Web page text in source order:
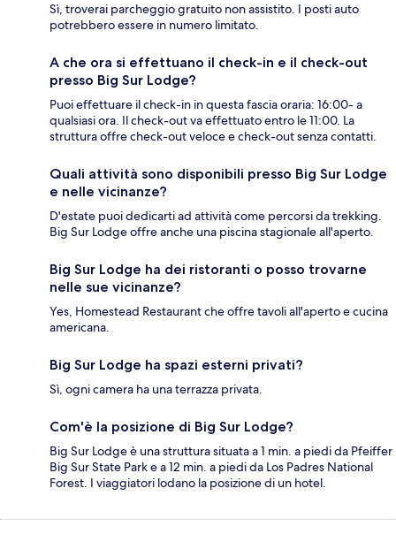
Sì, troverai parcheggio gratuito non assistito. I posti auto
potrebbero essere in numero limitato.
A che ora si effettuano il check-in e il check-out
presso Big Sur Lodge?
Puoi effettuare il check-in in questa fascia oraria: 16:00- a
qualsiasi ora. Il check-out va effettuato entro le 11:00. La
struttura offre check-out veloce e check-out senza contatti.
Quali attività sono disponibili presso Big Sur Lodge
e nelle vicinanze?
D'estate puoi dedicarti ad attività come percorsi da trekking.
Big Sur Lodge offre anche una piscina stagionale all'aperto.
Big Sur Lodge ha dei ristoranti o posso trovarne
nelle sue vicinanze?
Yes, Homestead Restaurant che offre tavoli all'aperto e cucina
americana.
Big Sur Lodge ha spazi esterni privati?
Sì, ogni camera ha una terrazza privata.
Com'è la posizione di Big Sur Lodge?
Big Sur Lodge è una struttura situata a 1 min. a piedi da Pfeiffer
Big Sur State Park e a 12 min. a piedi da Los Padres National
Forest. I viaggiatori lodano la posizione di un hotel.